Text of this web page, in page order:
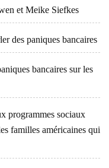
et Meike Siefkes
des paniques bancaires
bancaires sur les
programmes sociaux
familles américaines qui